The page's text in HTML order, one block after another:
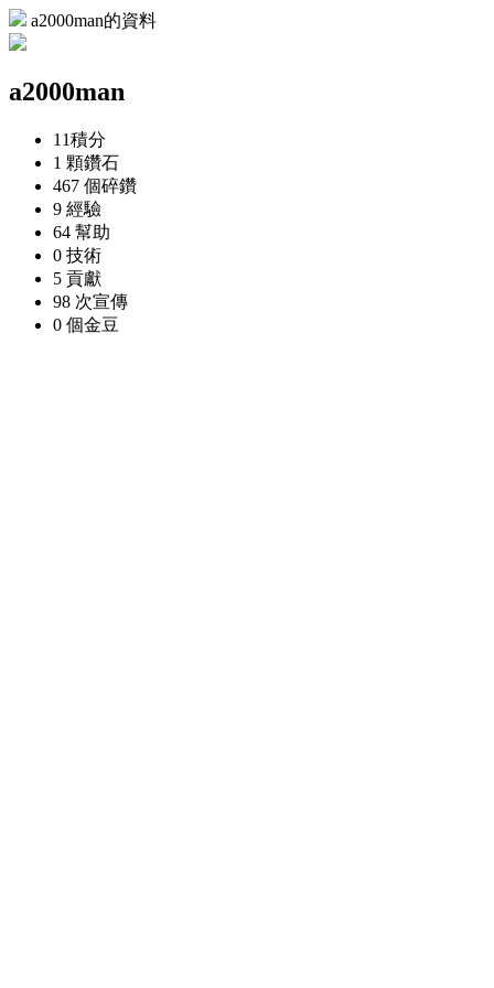
a2000man的資料
a2000man
11積分
1 顆鑽石
467 個碎鑽
9 經驗
64 幫助
0 技術
5 貢獻
98 次宣傳
0 個金豆